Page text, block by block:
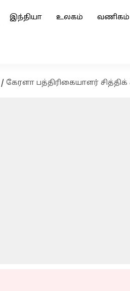
இந்தியா உலகம் வணிகம்
/ கேரளா பத்திரிகையாளர்